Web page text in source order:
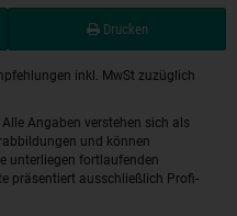
Drucken
inkl. MwSt zuzüglich
Angaben verstehen sich als
und können
unterliegen fortlaufenden
präsentiert ausschließlich Profi-